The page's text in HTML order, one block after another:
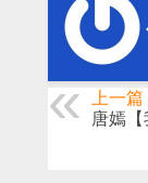
上一篇
唐嫣